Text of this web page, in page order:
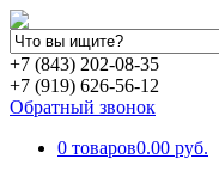
+7 (843) 202-08-35
+7 (919) 626-56-12
Обратный звонок
0 товаров0.00 руб.